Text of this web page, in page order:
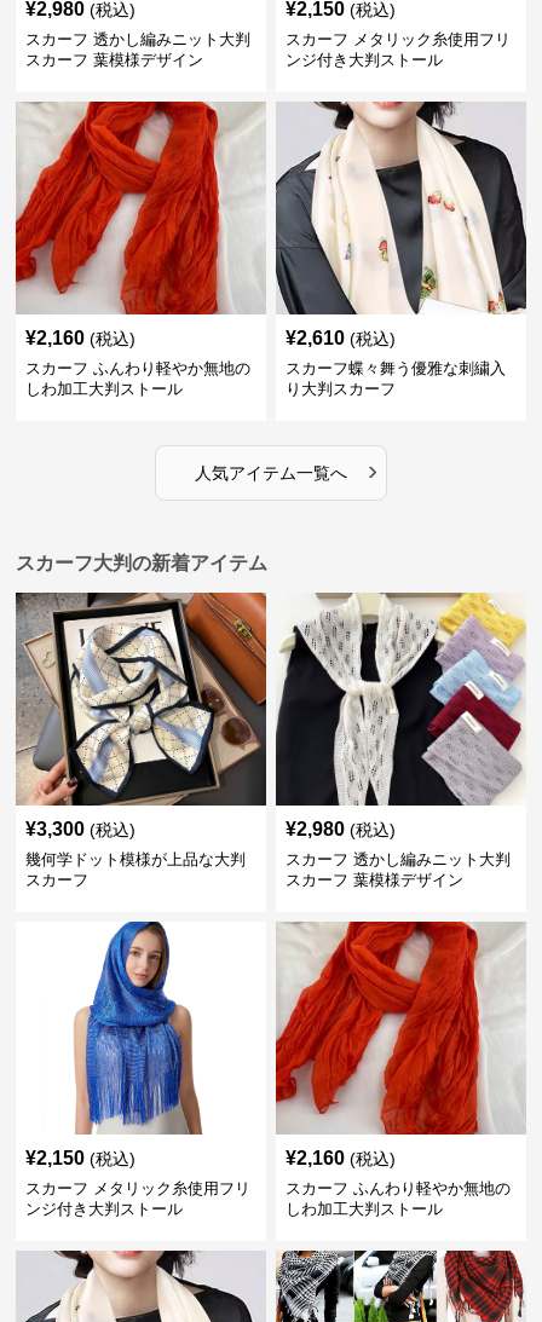
¥2,980 (税込)
スカーフ 透かし編みニット大判
スカーフ 葉模様デザイン
¥2,150 (税込)
スカーフ メタリック糸使用フリ
ンジ付き大判ストール
¥2,160 (税込)
スカーフ ふんわり軽やか無地の
しわ加工大判ストール
¥2,610 (税込)
スカーフ蝶々舞う優雅な刺繍入
り大判スカーフ
人気アイテム一覧へ ›
スカーフ大判の新着アイテム
¥3,300 (税込)
幾何学ドット模様が上品な大判
スカーフ
¥2,980 (税込)
スカーフ 透かし編みニット大判
スカーフ 葉模様デザイン
¥2,150 (税込)
スカーフ メタリック糸使用フリ
ンジ付き大判ストール
¥2,160 (税込)
スカーフ ふんわり軽やか無地の
しわ加工大判ストール